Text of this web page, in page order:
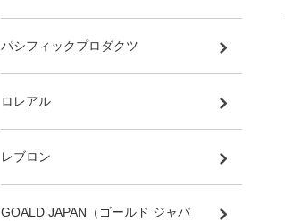
パシフィックプロダクツ
ロレアル
レブロン
GOALD JAPAN（ゴールド ジャパ